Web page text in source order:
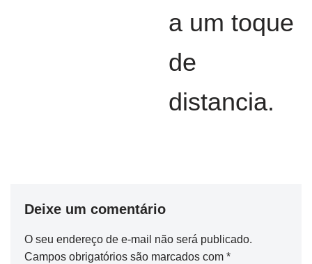
a um toque
de
distancia.
Deixe um comentário
O seu endereço de e-mail não será publicado.
Campos obrigatórios são marcados com *